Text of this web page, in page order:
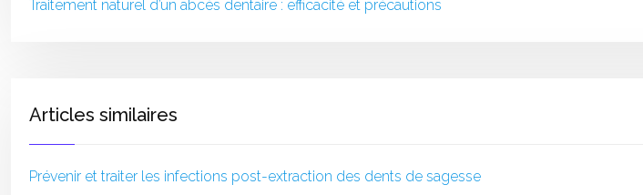
Traitement naturel d’un abcès dentaire : efficacité et précautions
Articles similaires
Prévenir et traiter les infections post-extraction des dents de sagesse